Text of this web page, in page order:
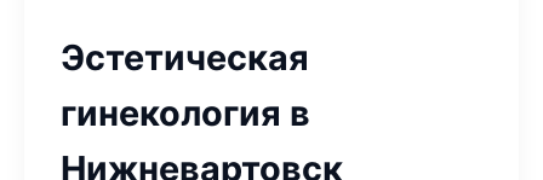
Эстетическая
гинекология в
Нижневартовск